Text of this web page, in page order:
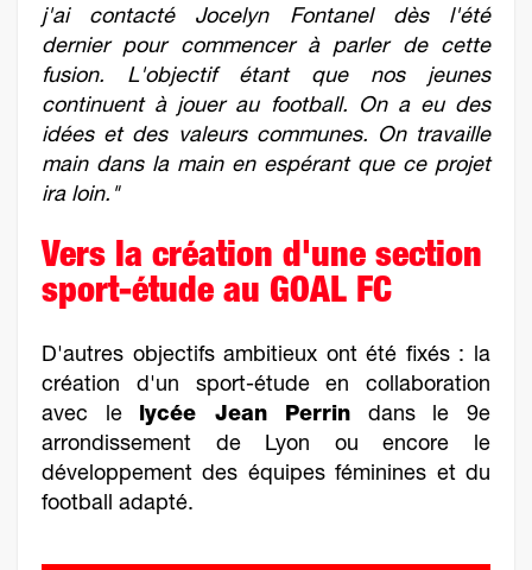
j'ai contacté Jocelyn Fontanel dès l'été
dernier pour commencer à parler de cette
fusion. L'objectif étant que nos jeunes
continuent à jouer au football. On a eu des
idées et des valeurs communes. On travaille
main dans la main en espérant que ce projet
ira loin."
Vers la création d'une section
sport-étude au GOAL FC
D'autres objectifs ambitieux ont été fixés : la
création d'un sport-étude en collaboration
avec le lycée Jean Perrin dans le 9e
arrondissement de Lyon ou encore le
développement des équipes féminines et du
football adapté.